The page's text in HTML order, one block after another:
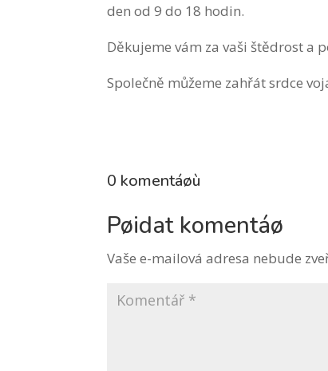
den od 9 do 18 hodin.
Děkujeme vám za vaši štědrost a
Společně můžeme zahřát srdce
0 komentáøù
Pøidat komentáø
Vaše e-mailová adresa nebude